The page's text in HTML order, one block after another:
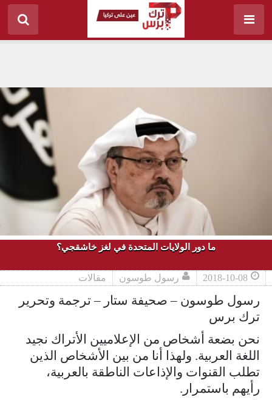
ما دور الولايات المتحدة في لغز خاشقجي؟
2018-10-08 رسول طوسون مقالات
رسول طوسون – صحيفة ستار – ترجمة وتحرير
ترك برس
نحن بضعة أشخاص من الإعلاميين الأتراك نجيد
اللغة العربية. ولهذا أنا من بين الأشخاص الذين
تطلب القنوات والإذاعات الناطقة بالعربية،
رأيهم باستمرار.